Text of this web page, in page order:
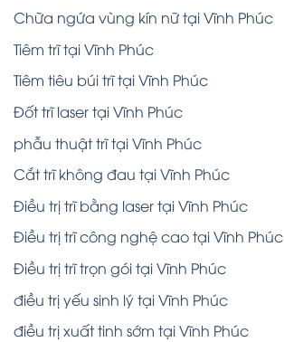
Chữa ngứa vùng kín nữ tại Vĩnh Phúc
Tiêm trĩ tại Vĩnh Phúc
Tiêm tiêu búi trĩ tại Vĩnh Phúc
Đốt trĩ laser tại Vĩnh Phúc
phẫu thuật trĩ tại Vĩnh Phúc
Cắt trĩ không đau tại Vĩnh Phúc
Điều trị trĩ bằng laser tại Vĩnh Phúc
Điều trị trĩ công nghệ cao tại Vĩnh Phúc
Điều trị trĩ trọn gói tại Vĩnh Phúc
điều trị yếu sinh lý tại Vĩnh Phúc
điều trị xuất tinh sớm tại Vĩnh Phúc